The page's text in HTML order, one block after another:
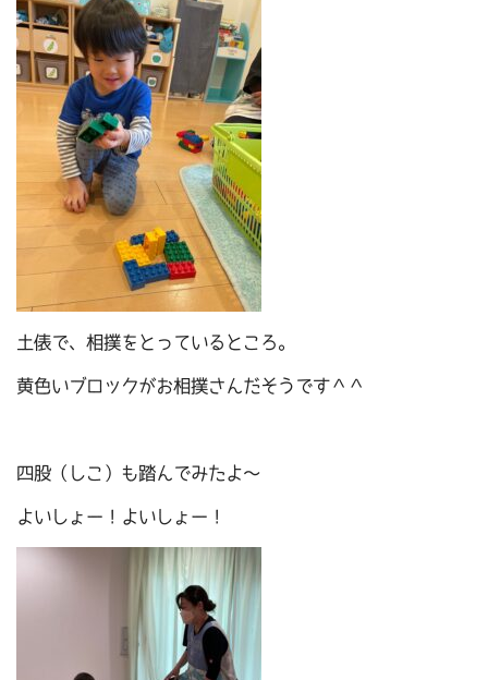
土俵で、相撲をとっているところ。
黄色いブロックがお相撲さんだそうです＾＾
四股（しこ）も踏んでみたよ～
よいしょー！よいしょー！